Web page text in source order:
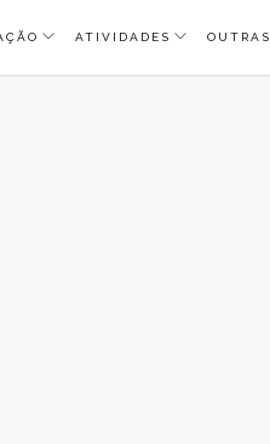
ATIVIDADES